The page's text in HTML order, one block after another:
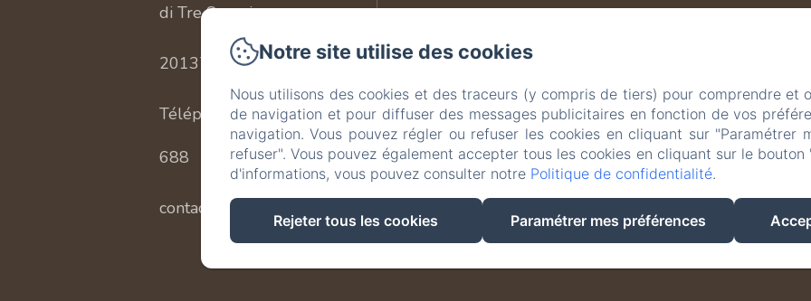
di Tre Sapari
20137 - Lecci
Téléphone: +33 616 777
688
contact@villaslantana.com
EN FR IT
DE
Créé par Amenitiz
Conditions Générales de Vente
Notre site utilise des cookies
Nous utilisons des cookies et des traceurs (y compris de tiers) pour comprendre et
de navigation et pour diffuser des messages publicitaires en fonction de vos
navigation. Vous pouvez régler ou refuser les cookies en cliquant sur "Paramétrer
refuser". Vous pouvez également accepter tous les cookies en cliquant sur le
d'informations, vous pouvez consulter notre Politique de confidentialité.
Rejeter tous les cookies Paramétrer mes préférences